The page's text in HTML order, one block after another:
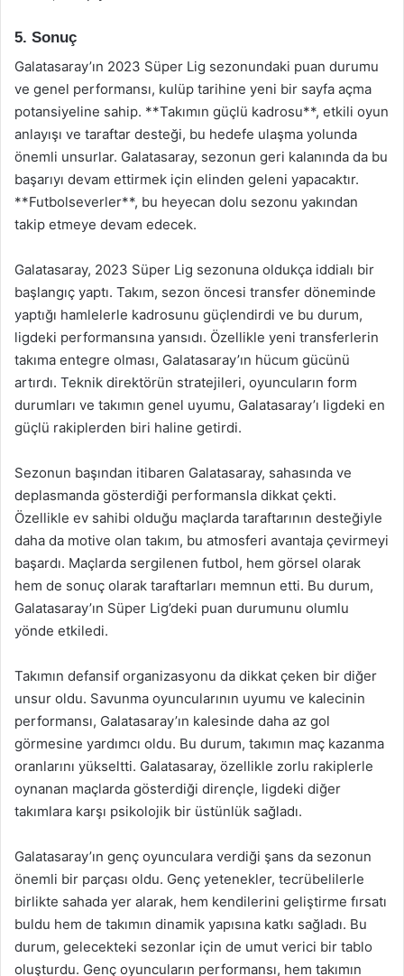
5. Sonuç
Galatasaray’ın 2023 Süper Lig sezonundaki puan durumu
ve genel performansı, kulüp tarihine yeni bir sayfa açma
potansiyeline sahip. **Takımın güçlü kadrosu**, etkili oyun
anlayışı ve taraftar desteği, bu hedefe ulaşma yolunda
önemli unsurlar. Galatasaray, sezonun geri kalanında da bu
başarıyı devam ettirmek için elinden geleni yapacaktır.
**Futbolseverler**, bu heyecan dolu sezonu yakından
takip etmeye devam edecek.
Galatasaray, 2023 Süper Lig sezonuna oldukça iddialı bir
başlangıç yaptı. Takım, sezon öncesi transfer döneminde
yaptığı hamlelerle kadrosunu güçlendirdi ve bu durum,
ligdeki performansına yansıdı. Özellikle yeni transferlerin
takıma entegre olması, Galatasaray’ın hücum gücünü
artırdı. Teknik direktörün stratejileri, oyuncuların form
durumları ve takımın genel uyumu, Galatasaray’ı ligdeki en
güçlü rakiplerden biri haline getirdi.
Sezonun başından itibaren Galatasaray, sahasında ve
deplasmanda gösterdiği performansla dikkat çekti.
Özellikle ev sahibi olduğu maçlarda taraftarının desteğiyle
daha da motive olan takım, bu atmosferi avantaja çevirmeyi
başardı. Maçlarda sergilenen futbol, hem görsel olarak
hem de sonuç olarak taraftarları memnun etti. Bu durum,
Galatasaray’ın Süper Lig’deki puan durumunu olumlu
yönde etkiledi.
Takımın defansif organizasyonu da dikkat çeken bir diğer
unsur oldu. Savunma oyuncularının uyumu ve kalecinin
performansı, Galatasaray’ın kalesinde daha az gol
görmesine yardımcı oldu. Bu durum, takımın maç kazanma
oranlarını yükseltti. Galatasaray, özellikle zorlu rakiplerle
oynanan maçlarda gösterdiği dirençle, ligdeki diğer
takımlara karşı psikolojik bir üstünlük sağladı.
Galatasaray’ın genç oyunculara verdiği şans da sezonun
önemli bir parçası oldu. Genç yetenekler, tecrübelilerle
birlikte sahada yer alarak, hem kendilerini geliştirme fırsatı
buldu hem de takımın dinamik yapısına katkı sağladı. Bu
durum, gelecekteki sezonlar için de umut verici bir tablo
oluşturdu. Genç oyuncuların performansı, hem takımın